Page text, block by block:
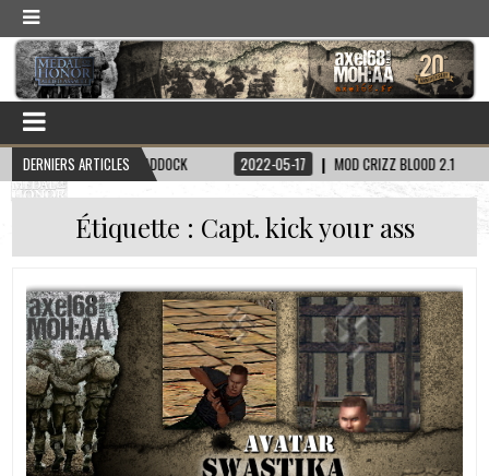
DERNIERS ARTICLES
SKIN CAPITAINE HADDOCK 2022-05-17 MOD CRIZZ BLOOD 2.1
Étiquette : Capt. kick your ass